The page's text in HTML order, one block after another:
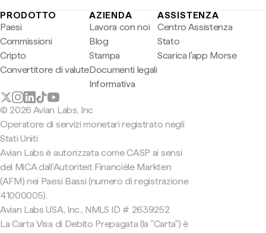
PRODOTTO
Paesi
Commissioni
Cripto
Convertitore di valute
AZIENDA
Lavora con noi
Blog
Stampa
Documenti legali
Informativa
ASSISTENZA
Centro Assistenza
Stato
Scarica l'app Morse
© 2026 Avian Labs, Inc
Operatore di servizi monetari registrato negli
Stati Uniti
Avian Labs è autorizzata come CASP ai sensi
del MiCA dall'Autoriteit Financiële Markten
(AFM) nei Paesi Bassi (numero di registrazione
41000005).
Avian Labs USA, Inc., NMLS ID # 2639252
La Carta Visa di Debito Prepagata (la "Carta") è